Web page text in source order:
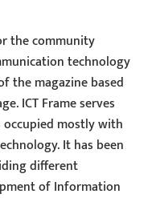
the community
technology
the magazine based
ICT Frame serves
mostly with
It has been
different
of Information